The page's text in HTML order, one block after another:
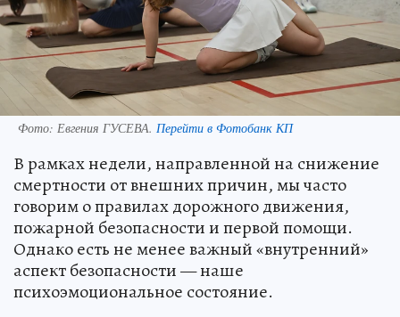
Фото: Евгения ГУСЕВА. Перейти в Фотобанк КП
В рамках недели, направленной на снижение
смертности от внешних причин, мы часто
говорим о правилах дорожного движения,
пожарной безопасности и первой помощи.
Однако есть не менее важный «внутренний»
аспект безопасности — наше
психоэмоциональное состояние.